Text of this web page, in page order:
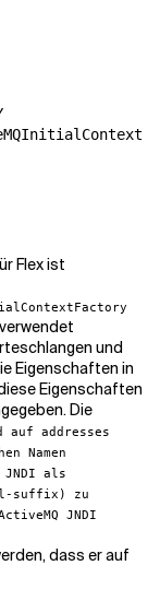
Flex ist
und
Eigenschaften in
Eigenschaften
Die
auf addresses
Namen
als
suffix) zu
JNDI
dass er auf